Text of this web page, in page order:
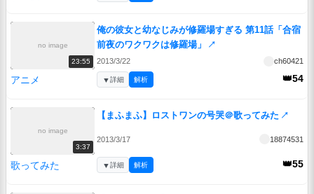
no image
23:55
俺の彼女と幼なじみが修羅場すぎる 第11話「合宿
前夜のワクワクは修羅場」
↗
2013/3/22 ch60421
アニメ 👑54
▼詳細 解析
no image
3:37
【まふまふ】ロストワンの号哭＠歌ってみた ↗
2013/3/17 18874531
歌ってみた 👑55
▼詳細 解析